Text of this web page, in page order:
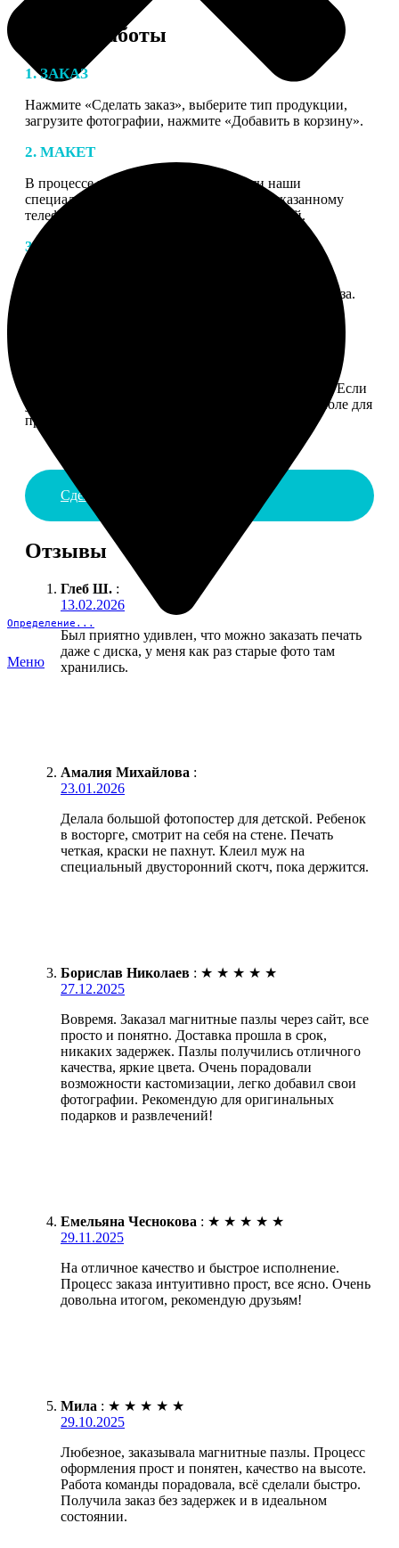
Определение...
Меню
Этапы работы
1. ЗАКАЗ
Нажмите «Сделать заказ», выберите тип продукции,
загрузите фотографии, нажмите «Добавить в корзину».
2. МАКЕТ
В процессе подготовки заказа к печати наши
специалисты могут связаться с Вами по указанному
телефону или email для согласования деталей.
3. ИЗГОТОВЛЕНИЕ
получите подтверждение на email с описанием заказа.
Введите адрес и выберите способ доставки заказа. Если
у вас есть промокод, введите его в специальное поле для
промокода.
Сделать заказ
Отзывы
Глеб Ш. :
13.02.2026
Был приятно удивлен, что можно заказать печать
даже с диска, у меня как раз старые фото там
хранились.
Амалия Михайлова :
23.01.2026
Делала большой фотопостер для детской. Ребенок
в восторге, смотрит на себя на стене. Печать
четкая, краски не пахнут. Клеил муж на
специальный двусторонний скотч, пока держится.
Борислав Николаев : ★ ★ ★ ★ ★
27.12.2025
Вовремя. Заказал магнитные пазлы через сайт, все
просто и понятно. Доставка прошла в срок,
никаких задержек. Пазлы получились отличного
качества, яркие цвета. Очень порадовали
возможности кастомизации, легко добавил свои
фотографии. Рекомендую для оригинальных
подарков и развлечений!
Емельяна Чеснокова : ★ ★ ★ ★ ★
29.11.2025
На отличное качество и быстрое исполнение.
Процесс заказа интуитивно прост, все ясно. Очень
довольна итогом, рекомендую друзьям!
Мила : ★ ★ ★ ★ ★
29.10.2025
Любезное, заказывала магнитные пазлы. Процесс
оформления прост и понятен, качество на высоте.
Работа команды порадовала, всё сделали быстро.
Получила заказ без задержек и в идеальном
состоянии.